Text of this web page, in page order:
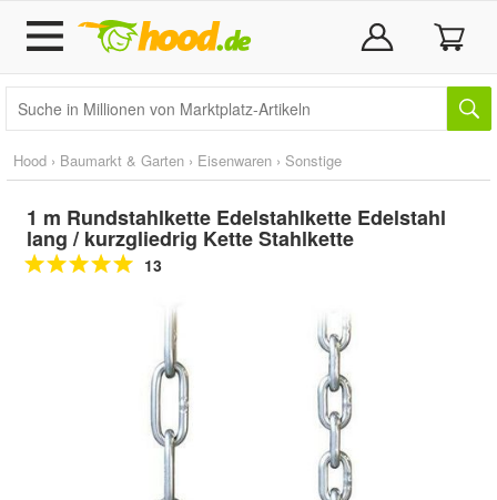
Hood › Baumarkt & Garten › Eisenwaren › Sonstige
1 m Rundstahlkette Edelstahlkette Edelstahl
lang / kurzgliedrig Kette Stahlkette
13